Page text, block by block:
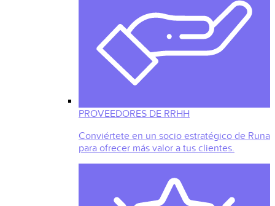
PROVEEDORES DE RRHH
Conviértete en un socio estratégico de Runa
para ofrecer más valor a tus clientes.